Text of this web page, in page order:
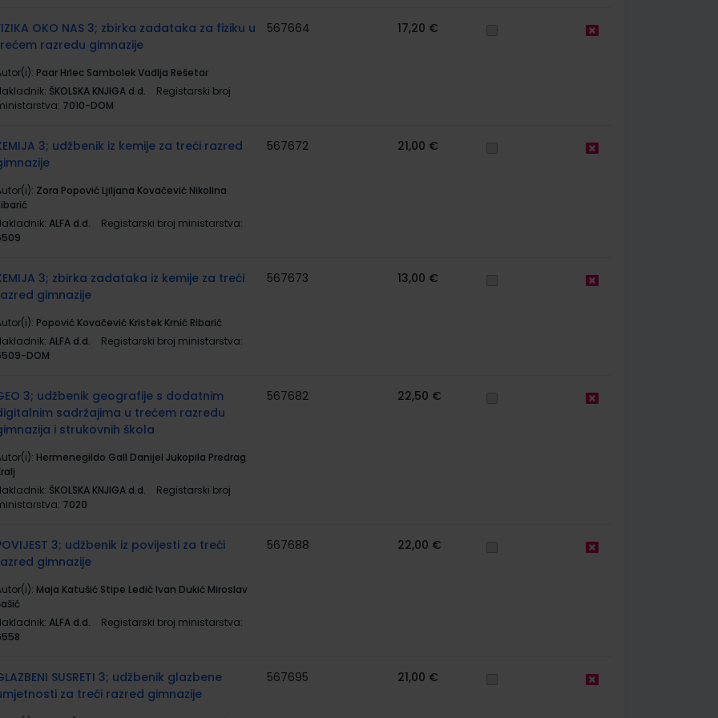
OKO NAS 3; zbirka zadataka za fiziku u
razredu gimnazije
Paar Hrlec Sambolek Vadlja Rešetar
ŠKOLSKA KNJIGA d.d.
Registarski broj
7010-DOM
567664 17,20 €
3; udžbenik iz kemije za treći razred
Zora Popović Ljiljana Kovačević Nikolina
ALFA d.d.
Registarski broj ministarstva:
567672 21,00 €
3; zbirka zadataka iz kemije za treći
gimnazije
Popović Kovačević Kristek Krnić Ribarić
ALFA d.d.
Registarski broj ministarstva:
DOM
567673 13,00 €
3; udžbenik geografije s dodatnim
sadržajima u trećem razredu
i strukovnih škola
Hermenegildo Gall Danijel Jukopila Predrag
ŠKOLSKA KNJIGA d.d.
Registarski broj
7020
567682 22,50 €
3; udžbenik iz povijesti za treći
gimnazije
Maja Katušić Stipe Ledić Ivan Dukić Miroslav
ALFA d.d.
Registarski broj ministarstva:
567688 22,00 €
SUSRETI 3; udžbenik glazbene
za treći razred gimnazije
567695 21,00 €